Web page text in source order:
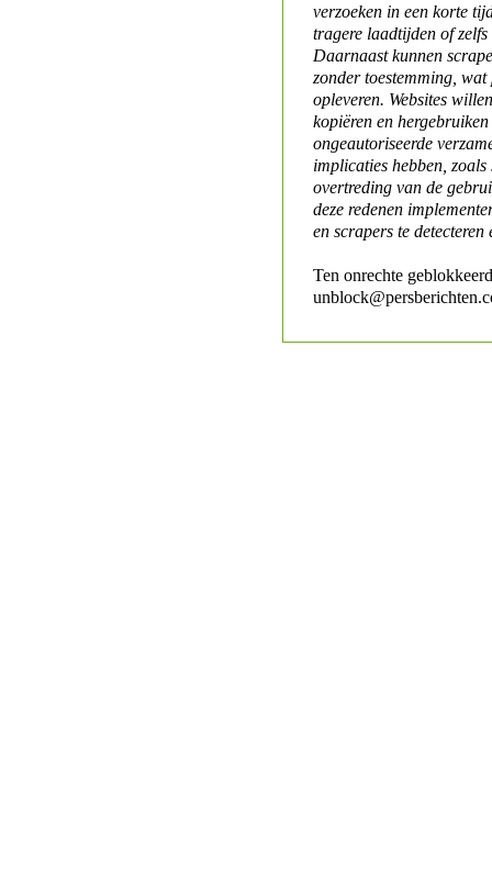
verzoeken in een korte
tragere laadtijden of
Daarnaast kunnen
zonder toestemming,
opleveren. Websites
kopiëren en
ongeautoriseerde
implicaties hebben,
overtreding van de
deze redenen
en scrapers te detecteren
Ten onrechte